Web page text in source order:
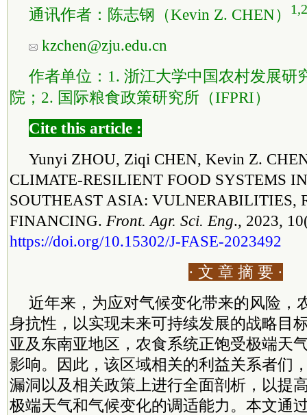
通讯作者：陈志钢（Kevin Z. CHEN） 1,2
kzchen@zju.edu.cn
作者单位：1. 浙江大学中国农村发展研
院；2. 国际粮食政策研究所（IFPRI）
Cite this article :
Yunyi ZHOU, Ziqi CHEN, Kevin Z.
CLIMATE-RESILIENT FOOD SYSTEMS
SOUTHEAST ASIA: VULNERABILITIES,
FINANCING. Front. Agr. Sci. Eng., 2023,
https://doi.org/10.15302/J-FASE-2023492
· 文 章 摘 要 ·
近年来，为应对气候变化带来的风险，
身抗性，以实现未来可持续发展的战略目
亚及东南亚地区，农食系统正饱受极端天
影响。因此，该区域相关的利益关系者们
漏洞以及相关政策上进行全面剖析，以提
极端天气和气候变化的调适能力。本文通